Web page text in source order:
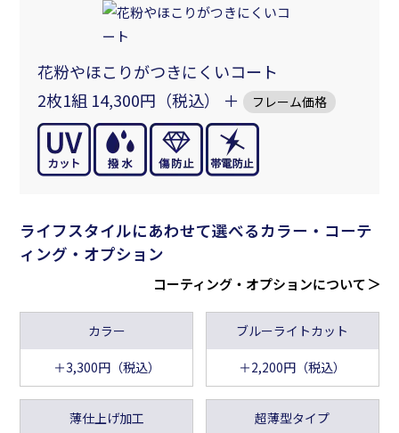
花粉やほこりがつきにくいコート
2枚1組 14,300円（税込） ＋ フレーム価格
ライフスタイルにあわせて選べるカラー・コーテ
ィング・オプション
コーティング・オプションについて
カラー
＋3,300円（税込）
ブルーライトカット
＋2,200円（税込）
薄仕上げ加工 超薄型タイプ